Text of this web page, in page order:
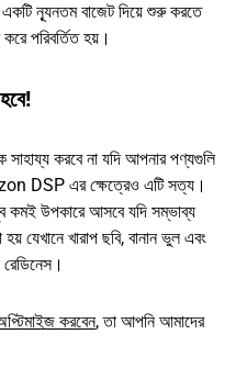
ন্যূনতম বাজেট দিয়ে শুরু করতে
পরিবর্তিত হয়।
সাহায্য করবে না যদি আপনার পণ্যগুলি
DSP এর ক্ষেত্রেও এটি সত্য।
কমই উপকারে আসবে যদি সম্ভাব্য
যেখানে খারাপ ছবি, বানান ভুল এবং
করবেন, তা আপনি আমাদের